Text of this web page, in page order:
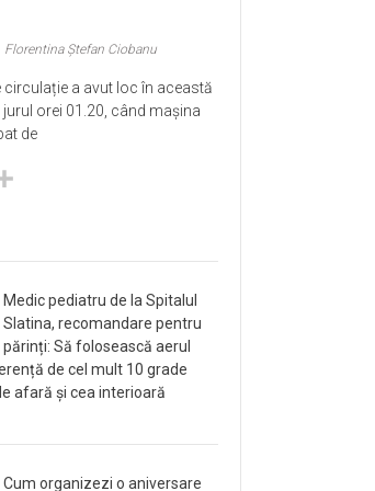
Florentina Ștefan Ciobanu
circulație a avut loc în această
orei 01.20, când mașina
de
Medic pediatru de la Spitalul
Slatina, recomandare pentru
părinți: Să folosească aerul
de cel mult 10 grade
afară și cea interioară
Cum organizezi o aniversare